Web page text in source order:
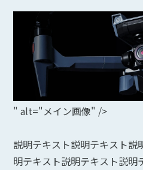
" alt="メイン画像" />
説明テキスト説明テキスト
明テキスト説明テキスト説